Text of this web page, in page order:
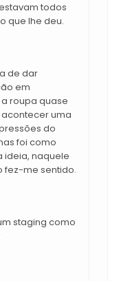
todos
que lhe deu.
de dar
em
roupa quase
uma
do
foi como
ideia, naquele
fez-me sentido.
staging como